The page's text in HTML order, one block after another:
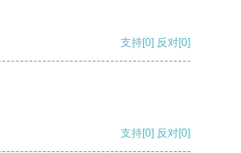
支持[0] 反对[0]
支持[0] 反对[0]